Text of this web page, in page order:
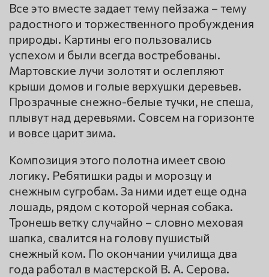
Все это вместе задает тему пейзажа – тему
радостного и торжественного пробуждения
природы. Картины его пользовались
успехом и были всегда востребованы.
Мартовские лучи золотят и ослепляют
крыши домов и голые верхушки деревьев.
Прозрачные снежно-белые тучки, не спеша,
плывут над деревьями. Совсем на горизонте
и вовсе царит зима.
Композиция этого полотна имеет свою
логику. Ребятишки рады и морозцу и
снежным сугробам. За ними идет еще одна
лошадь, рядом с которой черная собака.
Тронешь ветку случайно – словно меховая
шапка, свалится на голову пушистый
снежный ком. По окончании училища два
года работал в мастерской В. А. Серова.